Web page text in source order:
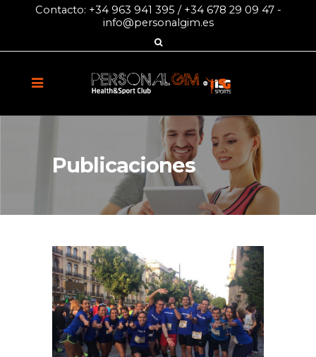
Contacto: +34 963 941 395 / +34 678 29 09 47-
info@personalgim.es
Publicaciones